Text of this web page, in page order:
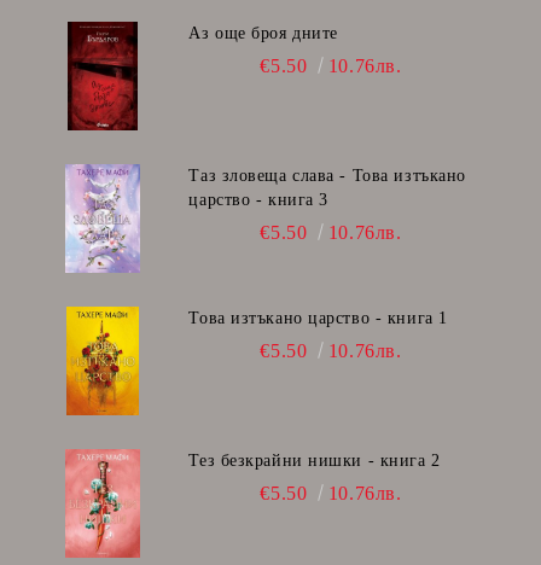
Аз още броя дните
€5.50 10.76лв.
Таз зловеща слава - Това изтъкано
царство - книга 3
€5.50 10.76лв.
Това изтъкано царство - книга 1
€5.50 10.76лв.
Тез безкрайни нишки - книга 2
€5.50 10.76лв.